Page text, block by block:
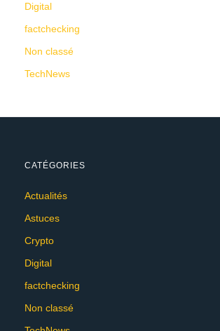
Digital
factchecking
Non classé
TechNews
CATÉGORIES
Actualités
Astuces
Crypto
Digital
factchecking
Non classé